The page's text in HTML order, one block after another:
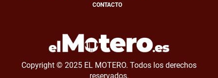
CONTACTO
Copyright © 2025 EL MOTERO. Todos los derechos
reservados.